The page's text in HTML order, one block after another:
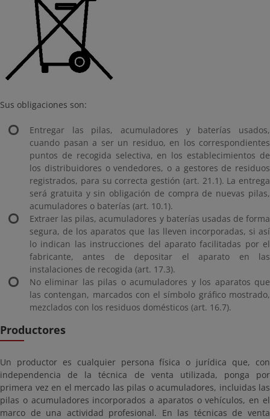
Sus obligaciones son:
Entregar las pilas, acumuladores y baterías usados,
cuando pasan a ser un residuo, en los correspondientes
puntos de recogida selectiva, en los establecimientos de
los distribuidores o vendedores, o a gestores de residuos
registrados, para su correcta gestión (art. 21.1). La entrega
será gratuita y sin obligación de compra de nuevas pilas,
acumuladores o baterías (art. 10.1).
Extraer las pilas, acumuladores y baterías usadas de forma
segura, de los aparatos que las lleven incorporadas, si así
lo indican las instrucciones del aparato facilitadas por el
fabricante, antes de depositar el aparato en las
instalaciones de recogida (art. 17.3).
No eliminar las pilas o acumuladores y los aparatos que
las contengan, marcados con el símbolo gráfico mostrado,
mezclados con los residuos domésticos (art. 16.7).
Productores
Un productor es cualquier persona física o jurídica que, con
independencia de la técnica de venta utilizada, ponga por
primera vez en el mercado las pilas o acumuladores, incluidas las
pilas o acumuladores incorporados a aparatos o vehículos, en el
marco de una actividad profesional. En las técnicas de venta